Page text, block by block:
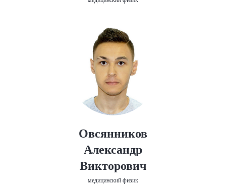
Овсянников
Александр
Викторович
медицинский физик